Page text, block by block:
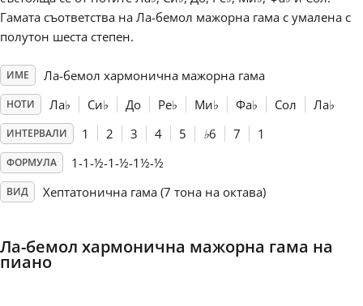
Deutsch
Español
Français
한국어
Гамата съответства на Ла-бемол мажорна гама с умалена с
полутон шеста степен.
ИМЕ Ла-бемол хармонична мажорна гама
НОТИ Ла♭ Си♭ До Ре♭ Ми♭ Фа♭ Сол Ла♭
ИНТЕРВАЛИ 1 2 3 4 5 ♭6 7 1
ФОРМУЛА 1-1-½-1-½-1½-½
ВИД Хептатонична гама (7 тона на октава)
Ла-бемол хармонична мажорна гама на
пиано